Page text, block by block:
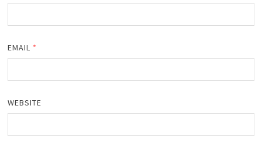
EMAIL *
WEBSITE